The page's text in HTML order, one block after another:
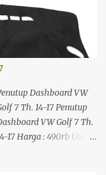
Dashboard VW
7 Th. 14-17 Penutup
VW Golf 7 Th.
17 Harga : 490rb Untuk